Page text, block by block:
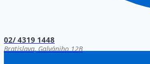
02/ 4319 1448
Bratislava, Galvániho 12B